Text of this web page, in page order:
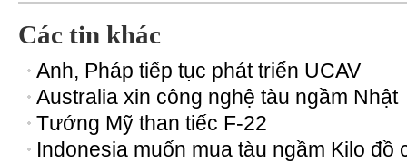
Các tin khác
Anh, Pháp tiếp tục phát triển UCAV
Australia xin công nghệ tàu ngầm Nhật
Tướng Mỹ than tiếc F-22
Indonesia muốn mua tàu ngầm Kilo đồ